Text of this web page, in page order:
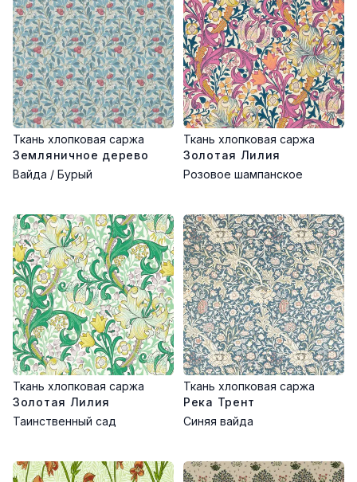
Ткань хлопковая саржа
Земляничное дерево
Вайда / Бурый
Ткань хлопковая саржа
Золотая Лилия
Розовое шампанское
Ткань хлопковая саржа
Золотая Лилия
Таинственный сад
Ткань хлопковая саржа
Река Трент
Синяя вайда